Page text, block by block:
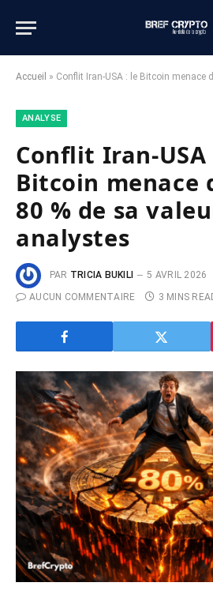
Accueil » Conflit Iran-USA : le Bitcoin menace de perdre
ANALYSE
Conflit Iran-USA
Bitcoin menace
80 % de sa
analystes
PAR TRICIA BUKILI
5 AVRIL 2026
AUCUN COMMENTAIRE
3 MINS